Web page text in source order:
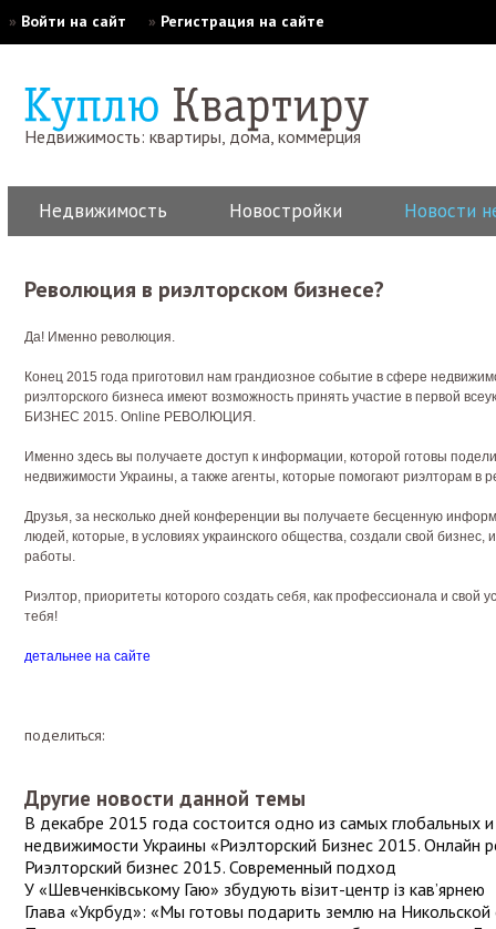
» Войти на сайт » Регистрация на сайте
Недвижимость: квартиры, дома, коммерция
Недвижимость Новостройки Новости
Революция в риэлторском бизнесе?
Да! Именно революция.
Конец 2015 года приготовил нам грандиозное событие в сфере
риэлторского бизнеса имеют возможность принять участие в первой
БИЗНЕС 2015. Online РЕВОЛЮЦИЯ.
Именно здесь вы получаете доступ к информации, которой готовы
недвижимости Украины, а также агенты, которые помогают риэлторам в
Друзья, за несколько дней конференции вы получаете бесценную
людей, которые, в условиях украинского общества, создали свой
работы.
Риэлтор, приоритеты которого создать себя, как профессионала и свой
тебя!
детальнее на сайте
поделиться:
Другие новости данной темы
В декабре 2015 года состоится одно из самых глобальных
недвижимости Украины «Риэлторский Бизнес 2015. Онлайн
Риэлторский бизнес 2015. Современный подход
У «Шевченківському Гаю» збудують візит-центр із кав’ярнею
Глава «Укрбуд»: «Мы готовы подарить землю на Никольской